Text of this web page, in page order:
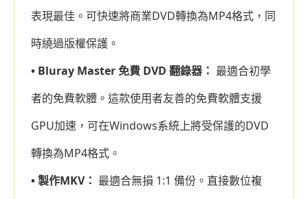
表現最佳。可快速將商業DVD轉換為MP4格式，同
時繞過版權保護。
• Bluray Master 免費 DVD 翻錄器： 最適合初學
者的免費軟體。這款使用者友善的免費軟體支援
GPU加速，可在Windows系統上將受保護的DVD
轉換為MP4格式。
• 製作MKV： 最適合無損 1:1 備份。直接數位複